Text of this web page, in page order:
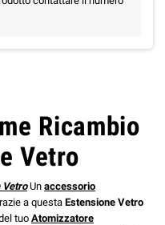
Ricambio
Vetro
VetroUn accessorio
a questa Estensione Vetro
tuoAtomizzatore